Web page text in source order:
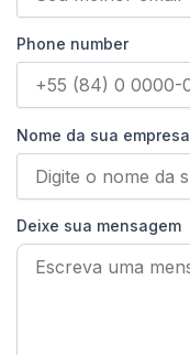
Phone number
Nome da sua empresa
Deixe sua mensagem